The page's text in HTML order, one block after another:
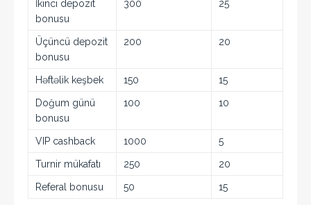
İkinci depozit
bonusu
300 25
Üçüncü depozit
bonusu
200 20
Həftəlik keşbek 150 15
Doğum günü
bonusu
100 10
VIP cashback 1000 5
Turnir mükafatı 250 20
Referal bonusu 50 15